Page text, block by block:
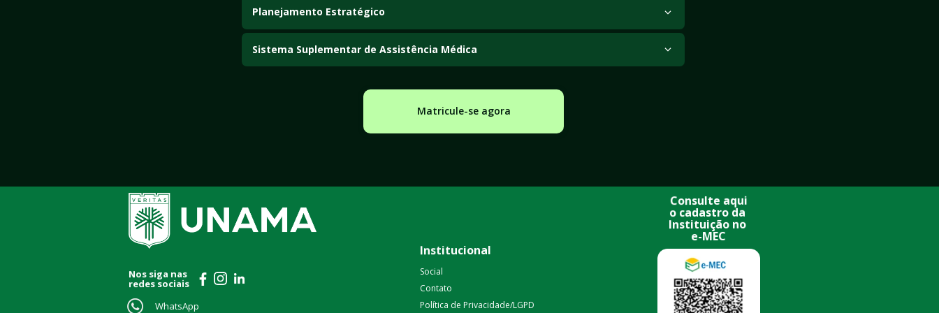
hospitalares.
Planejamento Estratégico
Examina métodos e ferramentas para definição de objetivos e elaboração de estratégias organizacionais.
Sistema Suplementar de Assistência Médica
Matricule-se agora
Consulte aqui
o cadastro da
Instituição no
e-MEC
Institucional
Social
Contato
Política de Privacidade/LGPD
Nos siga
redes sociais
WhatsApp